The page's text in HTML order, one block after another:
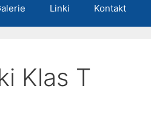
Linki Kontakt
Klas T